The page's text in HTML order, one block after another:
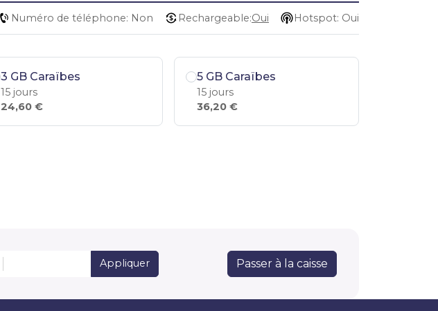
Numéro de téléphone: Non Rechargeable:Oui Hotspot: Oui
3 GB Caraïbes
15 jours
24,60 €
5 GB Caraïbes
15 jours
36,20 €
Appliquer Passer à la caisse